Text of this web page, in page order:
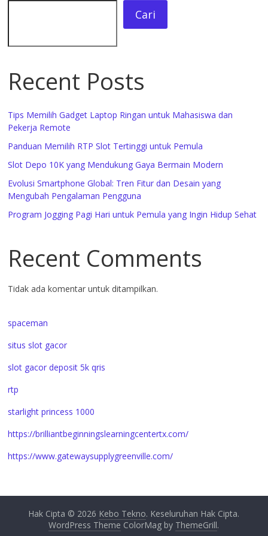
Cari
Recent Posts
Tips Memilih Gadget Laptop Ringan untuk Mahasiswa dan
Pekerja Remote
Panduan Memilih RTP Slot Tertinggi untuk Pemula
Slot Depo 10K yang Mendukung Gaya Bermain Modern
Evolusi Smartphone Global: Tren Fitur dan Desain yang
Mengubah Pengalaman Pengguna
Program Jogging Pagi Hari untuk Pemula yang Ingin Hidup Sehat
Recent Comments
Tidak ada komentar untuk ditampilkan.
spaceman
situs slot gacor
slot gacor deposit 5k qris
rtp
starlight princess 1000
https://brilliantbeginningslearningcentertx.com/
https://www.gatewaysupplygreenville.com/
Hak Cipta © 2026 Kebo Tekno. Keseluruhan Hak Cipta.
WordPress Theme ColorMag by ThemeGrill.